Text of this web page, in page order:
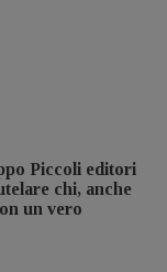
Piccoli editori
chi, anche
un vero